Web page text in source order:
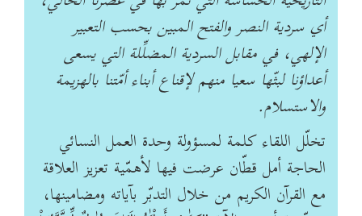
أي سردية النصر والفتح المبين بحسب التعبير
الإلهي، في مقابل السردية المضلِّلة التي يسعى
أعداؤنا لبثّها سعيا منهم لإقناع أبناء أمّتنا بالهزيمة
والاستسلام.
تخلّل اللقاء كلمة لمسؤولة وحدة العمل النسائي
الحاجة أمل قطّان عرضت فيها لأهمّية تعزيز العلاقة
مع القرآن الكريم من خلال التدبّر بآياته ومضامينها،